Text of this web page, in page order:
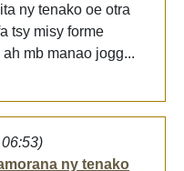
ny tenako oe otra
tsy misy forme
mb manao jogg...
ny tenako